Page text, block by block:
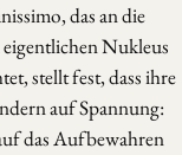
das an die
Nukleus
stellt fest, dass ihre
auf Spannung:
das Aufbewahren